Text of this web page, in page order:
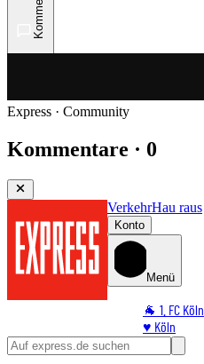
Express · Community
Kommentare · 0
VerkehrHau raus
Konto
Menü
🐐 1. FC Köln
♥️ Köln
⭐ Promi